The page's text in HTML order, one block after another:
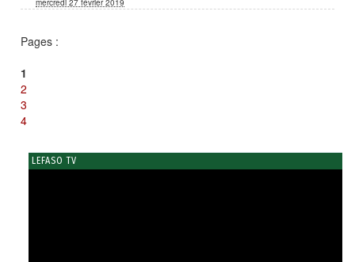
Pages :
1
2
3
4
LEFASO TV